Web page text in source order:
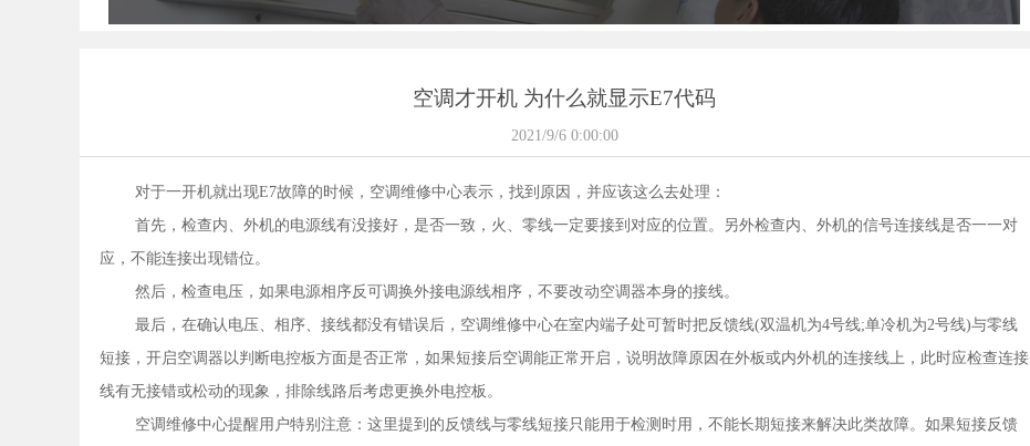
空调才开机 为什么就显示E7代码
2021/9/6 0:00:00
对于一开机就出现E7故障的时候，空调维修中心表示，找到原因，并应该这么去处理：
首先，检查内、外机的电源线有没接好，是否一致，火、零线一定要接到对应的位置。另外检查内、外机的信号连接线是否一一对
应，不能连接出现错位。
然后，检查电压，如果电源相序反可调换外接电源线相序，不要改动空调器本身的接线。
最后，在确认电压、相序、接线都没有错误后，空调维修中心在室内端子处可暂时把反馈线(双温机为4号线;单冷机为2号线)与零线
短接，开启空调器以判断电控板方面是否正常，如果短接后空调能正常开启，说明故障原因在外板或内外机的连接线上，此时应检查连接
线有无接错或松动的现象，排除线路后考虑更换外电控板。
空调维修中心提醒用户特别注意：这里提到的反馈线与零线短接只能用于检测时用，不能长期短接来解决此类故障。如果短接反馈